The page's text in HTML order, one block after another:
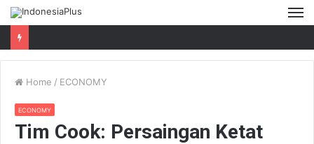
Home / ECONOMY
ECONOMY
Tim Cook: Persaingan Ketat